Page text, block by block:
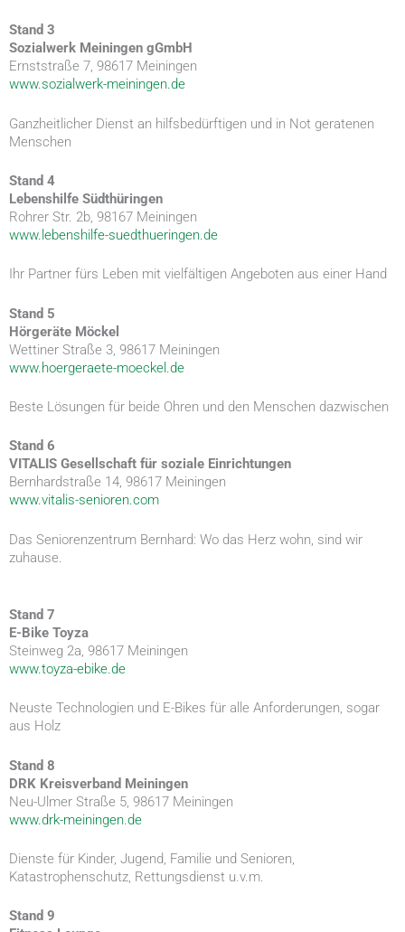
Stand 3
Sozialwerk Meiningen gGmbH
Ernststraße 7, 98617 Meiningen
www.sozialwerk-meiningen.de
Ganzheitlicher Dienst an hilfsbedürftigen und in Not geratenen
Menschen
Stand 4
Lebenshilfe Südthüringen
Rohrer Str. 2b, 98167 Meiningen
www.lebenshilfe-suedthueringen.de
Ihr Partner fürs Leben mit vielfältigen Angeboten aus einer Hand
Stand 5
Hörgeräte Möckel
Wettiner Straße 3, 98617 Meiningen
www.hoergeraete-moeckel.de
Beste Lösungen für beide Ohren und den Menschen dazwischen
Stand 6
VITALIS Gesellschaft für soziale Einrichtungen
Bernhardstraße 14, 98617 Meiningen
www.vitalis-senioren.com
Das Seniorenzentrum Bernhard: Wo das Herz wohn, sind wir
zuhause.
Stand 7
E-Bike Toyza
Steinweg 2a, 98617 Meiningen
www.toyza-ebike.de
Neuste Technologien und E-Bikes für alle Anforderungen, sogar
aus Holz
Stand 8
DRK Kreisverband Meiningen
Neu-Ulmer Straße 5, 98617 Meiningen
www.drk-meiningen.de
Dienste für Kinder, Jugend, Familie und Senioren,
Katastrophenschutz, Rettungsdienst u.v.m.
Stand 9